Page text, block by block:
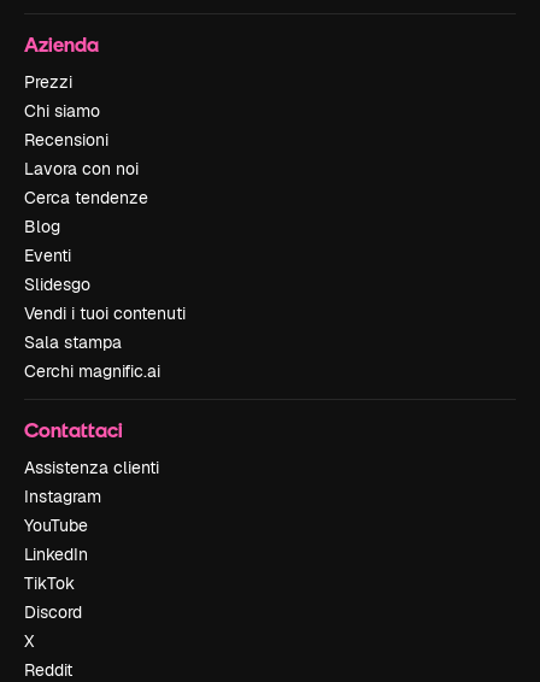
Azienda
Prezzi
Chi siamo
Recensioni
Lavora con noi
Cerca tendenze
Blog
Eventi
Slidesgo
Vendi i tuoi contenuti
Sala stampa
Cerchi magnific.ai
Contattaci
Assistenza clienti
Instagram
YouTube
LinkedIn
TikTok
Discord
X
Reddit